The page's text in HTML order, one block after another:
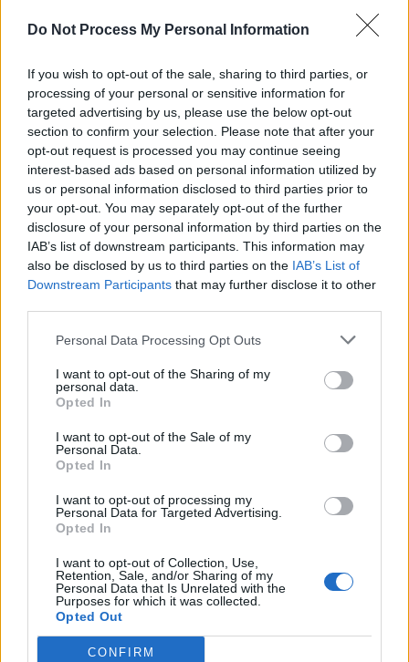
Do Not Process My Personal Information
If you wish to opt-out of the sale, sharing to third parties, or
processing of your personal or sensitive information for
targeted advertising by us, please use the below opt-out
section to confirm your selection. Please note that after your
opt-out request is processed you may continue seeing
interest-based ads based on personal information utilized by
us or personal information disclosed to third parties prior to
your opt-out. You may separately opt-out of the further
disclosure of your personal information by third parties on the
IAB’s list of downstream participants. This information may
also be disclosed by us to third parties on the IAB’s List of
Downstream Participants that may further disclose it to other
Personal Data Processing Opt Outs
I want to opt-out of the Sharing of my
personal data.
Opted In
I want to opt-out of the Sale of my
Personal Data.
Opted In
I want to opt-out of processing my
Personal Data for Targeted Advertising.
Opted In
I want to opt-out of Collection, Use,
Retention, Sale, and/or Sharing of my
Personal Data that Is Unrelated with the
Purposes for which it was collected.
Opted Out
CONFIRM
serviço Prime.
Facebook reconhece que não tomou
medidas adequadas para prevenir a
disseminação de conteúdo violento em
Myanmar.
setembro 15, 2025
MELHORES DO DIA
Cathay Pacific foi alvo de uma violação
abril 18, 2025
Os viajantes serão interrogados pelos
julho 5, 2025
compacto com uma personalidade
marcante.
TOP TRENDS
O Twitter optou por retirar o botão